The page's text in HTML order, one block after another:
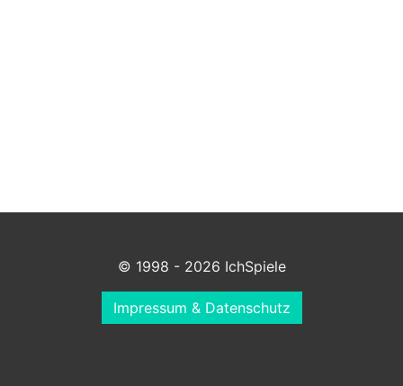
© 1998 - 2026 IchSpiele
Impressum & Datenschutz